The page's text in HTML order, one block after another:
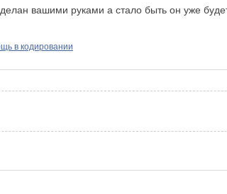
вашими руками а стало быть он уже
в кодировании